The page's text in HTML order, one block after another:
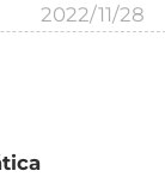
2022/11/28